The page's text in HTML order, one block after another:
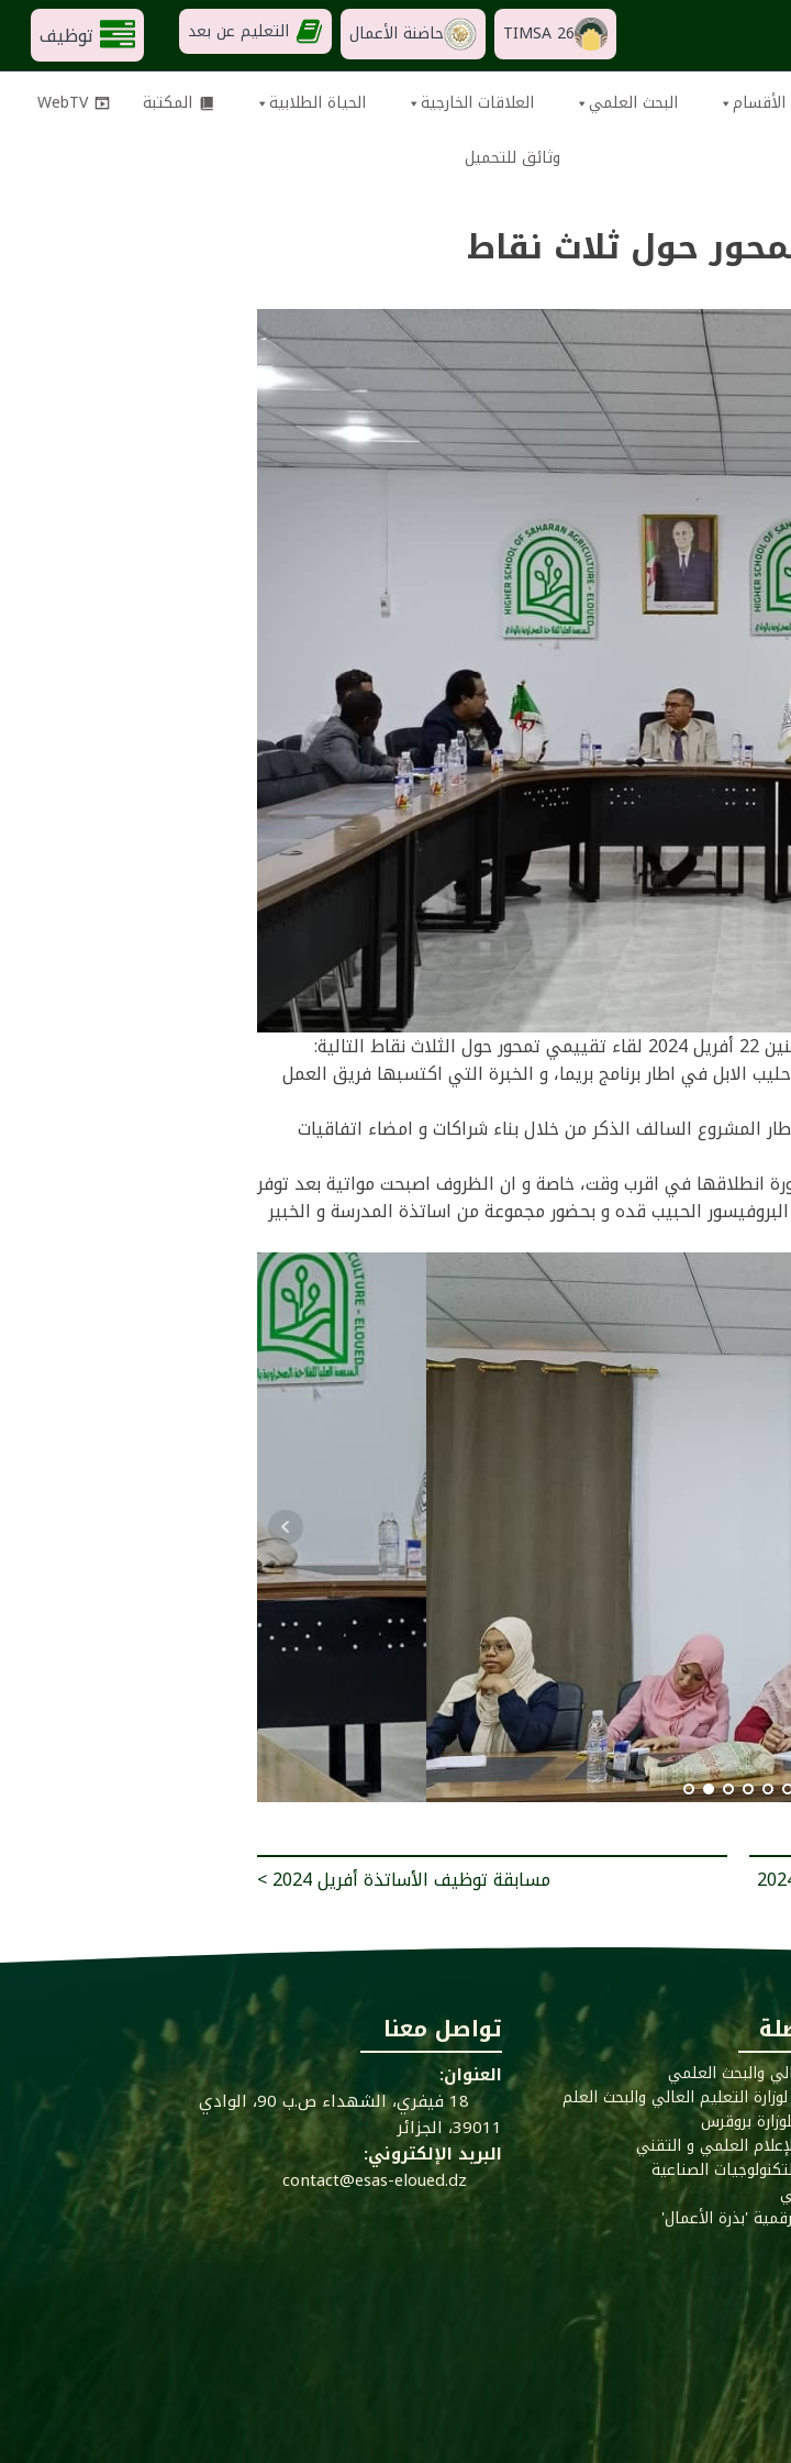
TIMSA 26 حاضنة الأعمال التعليم عن بعد
توظيف
الأقسام البحث العلمي العلاقات الخارجية الحياة الطلابية المكتبة
WebTV
وثائق للتحميل
حول ثلاث نقاط
في اطار برنامج بريما، و الخبرة التي اكتسبها فريق العمل
المشروع السالف الذكر من خلال بناء شراكات و امضاء اتفاقيات
انطلاقها في اقرب وقت، خاصة و ان الظروف اصبحت مواتية بعد توفر
البروفيسور الحبيب قده و بحضور مجموعة من اساتذة المدرسة و الخبير
< مسابقة توظيف الأساتذة أفريل 2024
تواصل معنا
العنوان:
18 فيفري، الشهداء ص.ب 90، الوادي
39011، الجزائر
البريد الإلكتروني:
contact@esas-eloued.dz